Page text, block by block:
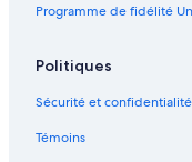
Programme de fidélité
Politiques
Sécurité et confidentialité
Témoins